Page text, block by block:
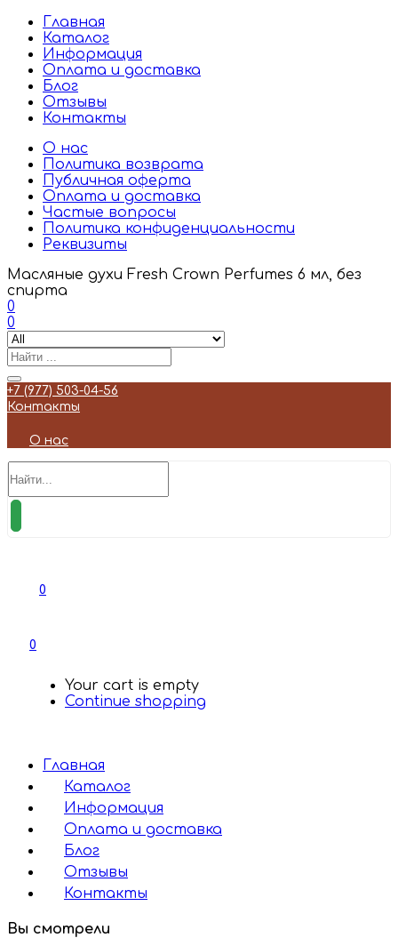
Главная
Каталог
Информация
Оплата и доставка
Блог
Отзывы
Контакты
О нас
Политика возврата
Публичная оферта
Оплата и доставка
Частые вопросы
Политика конфиденциальности
Реквизиты
Масляные духи Fresh Crown Perfumes 6 мл, без
спирта
0
0
+7 (977) 503-04-56
Контакты
О нас
0
0
Your cart is empty
Continue shopping
Главная
Каталог
Информация
Оплата и доставка
Блог
Отзывы
Контакты
Вы смотрели